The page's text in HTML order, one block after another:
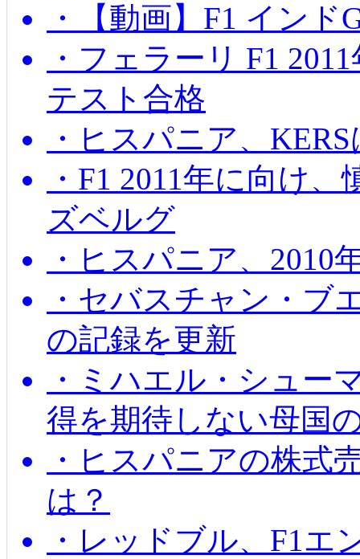
・【動画】F1 イン
・フェラーリ F1
テスト合格
・ヒスパニア、
・F1 2011年に向け
ズベルグ
・ヒスパニア、2010
・セバスチャン・ブ
の記録を更新
・ミハエル・シュー
得を期待しない母国
・ヒスパニアの株式
は？
・レッドブル、F1エ